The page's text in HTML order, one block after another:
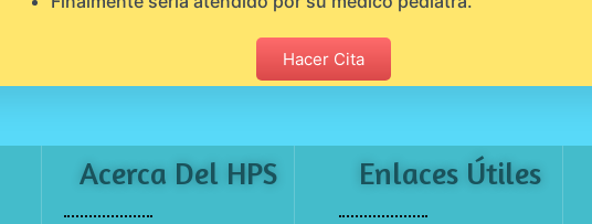
Hacer Cita
Acerca Del HPS Enlaces Útiles